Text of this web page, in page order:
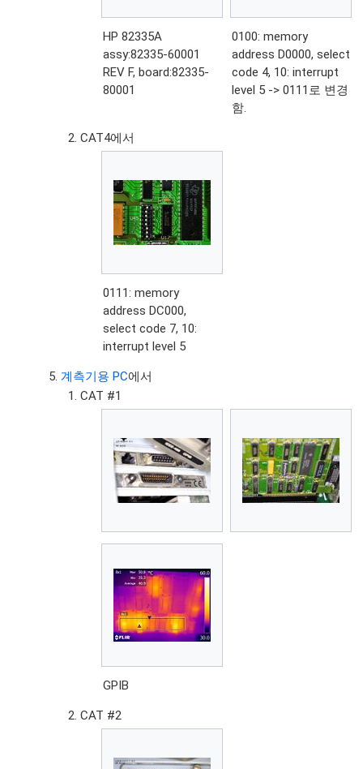
HP 82335A
assy:82335-60001
REV F, board:82335-
80001
0100: memory
address D0000, select
code 4, 10: interrupt
level 5 -> 0111로 변경
함.
CAT4에서
0111: memory
address DC000,
select code 7, 10:
interrupt level 5
계측기용 PC에서
CAT #1
GPIB
CAT #2